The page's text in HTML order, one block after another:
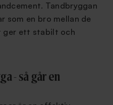
Tandbryggan
som en bro mellan de
ger ett stabilt och
- så går en